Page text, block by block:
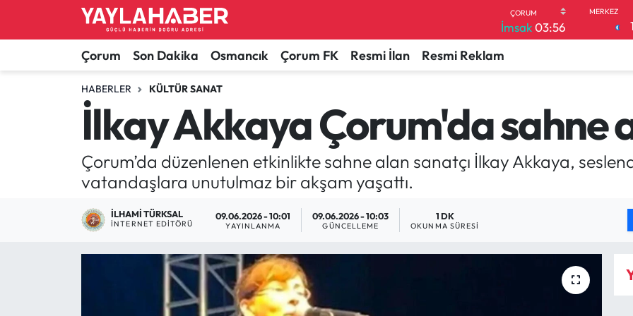
İmsak03:56
Çorum Son Dakika Osmancık Çorum FK Resmi İlan Resmi Reklam
HABERLER KÜLTÜR SANAT
İlkay Akkaya Çorum'da sahne
Çorum’da düzenlenen etkinlikte sahne alan sanatçı İlkay Akkaya,
vatandaşlara unutulmaz bir akşam yaşattı.
İLHAMI TÜRKSAL
İNTERNET EDITÖRÜ
09.06.2026 - 10:01
YAYINLANMA
09.06.2026 - 10:03
GÜNCELLEME
1 DK
OKUNMA SÜRESI
Alaca Haberleri
Bayat Haberleri
Bilgi - Keşfet Haberleri
Bilim ve Teknoloji
Çorum Haberleri
Çorum Son Dakika Haberleri
Çorum Nöbetçi Eczaneler
Çorum Hava Durumu
Çorum Namaz Vakitleri
Çorum Trafik Yoğunluk Haritası
TFF 1.Lig Puan Durumu ve Fikstür
Tüm Manşetler